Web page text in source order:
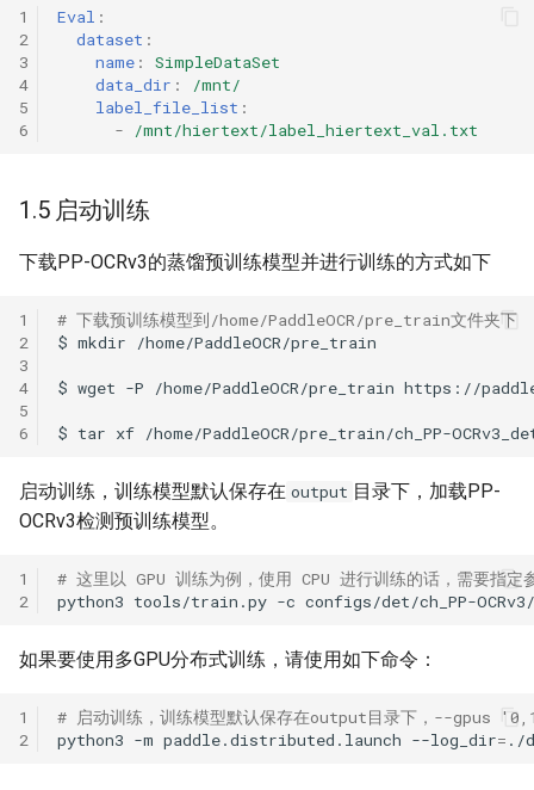
1
2
3
4
5
6
Eval :
dataset :
name :
SimpleDataSet
data_dir :
/mnt/
label_file_list :
-
/mnt/hiertext/label_hiertext_val.txt
1.5 启动训练
下载PP-OCRv3的蒸馏预训练模型并进行训练的方式如下
1
2
3
4
5
6
# 下载预训练模型到/home/PaddleOCR/pre_train文件夹下
$ mkdir
$ wget -P /home/PaddleOCR/pre_train
$ tar xf /home/PaddleOCR/pre_train/ch_PP-
启动训练，训练模型默认保存在 output 目录下，加载PP-
OCRv3检测预训练模型。
1
2
# 这里以 GPU 训练为例，使用 CPU 进行训练的话，需要
python3 tools/train.py -c configs/det/ch_PP-
如果要使用多GPU分布式训练，请使用如下命令：
1
2
# 启动训练，训练模型默认保存在output目录下，--gpus
python3 -m paddle.distributed.launch --log_dir= ./